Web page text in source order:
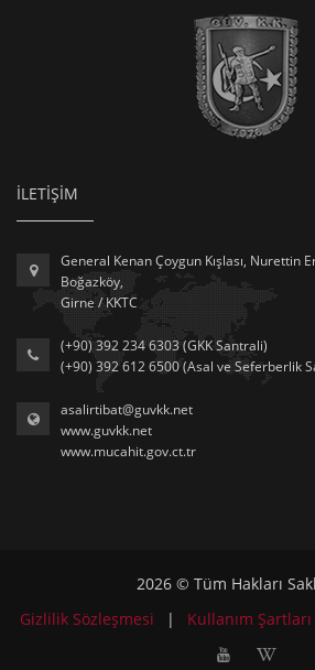
İLETİŞİM
General Kenan Çoygun Kışlası, Nurettin
Boğazköy,
Girne / KKTC
(+90) 392 234 6303 (GKK Santrali)
(+90) 392 612 6500 (Asal ve Seferberlik
asalirtibat@guvkk.net
www.guvkk.net
www.mucahit.gov.ct.tr
2026 © Tüm Hakları
Gizlilik Sözleşmesi
| Kullanım Şartları